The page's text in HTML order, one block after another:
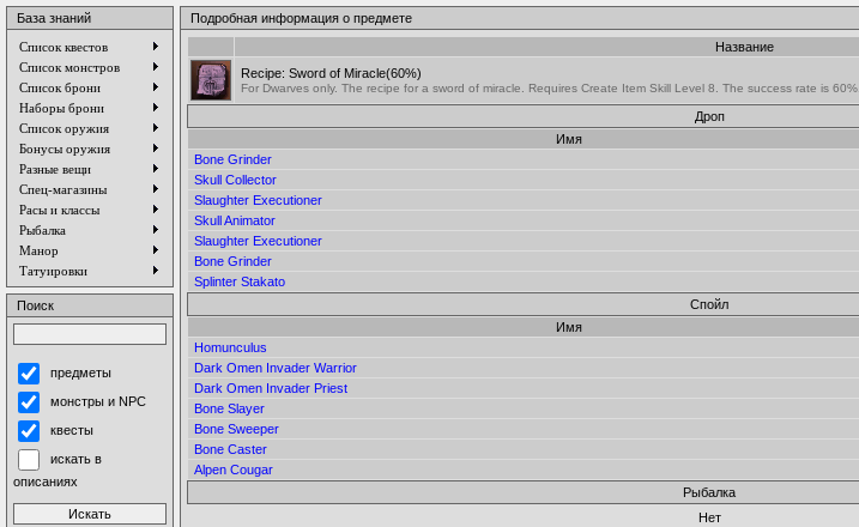
База знаний
Список квестов
Список монстров
Список брони
Наборы брони
Список оружия
Бонусы оружия
Разные вещи
Спец-магазины
Расы и классы
Рыбалка
Манор
Татуировки
Поиск
предметы
монстры и NPC
квесты
искать в
описаниях
Подробная информация о предмете
Название
Recipe: Sword of Miracle(60%)
For Dwarves only. The recipe for a sword of miracle. Requires Create Item Skill Level 8. The success rate is 60%.
Дроп
Имя
Bone Grinder
Skull Collector
Slaughter Executioner
Skull Animator
Slaughter Executioner
Bone Grinder
Splinter Stakato
Спойл
Имя
Homunculus
Dark Omen Invader Warrior
Dark Omen Invader Priest
Bone Slayer
Bone Sweeper
Bone Caster
Alpen Cougar
Рыбалка
Нет